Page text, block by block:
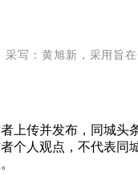
采写：黄旭新，采用旨
上传并发布，同城头
个人观点，不代表同